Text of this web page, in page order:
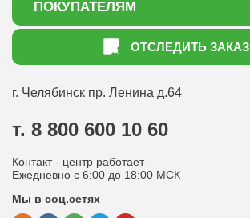
Акции
ПОКУПАТЕЛЯМ
Как оформить заказ
Статьи садоводу
Оптовым покупателям
Политика конфиденциальности
Публичная оферта
ОТСЛЕДИТЬ ЗАКАЗ
г. Челябинск пр. Ленина д.64
т. 8 800 600 10 60
Контакт - центр работает
Ежедневно с 6:00 до 18:00 МСК
Мы в соц.сетях